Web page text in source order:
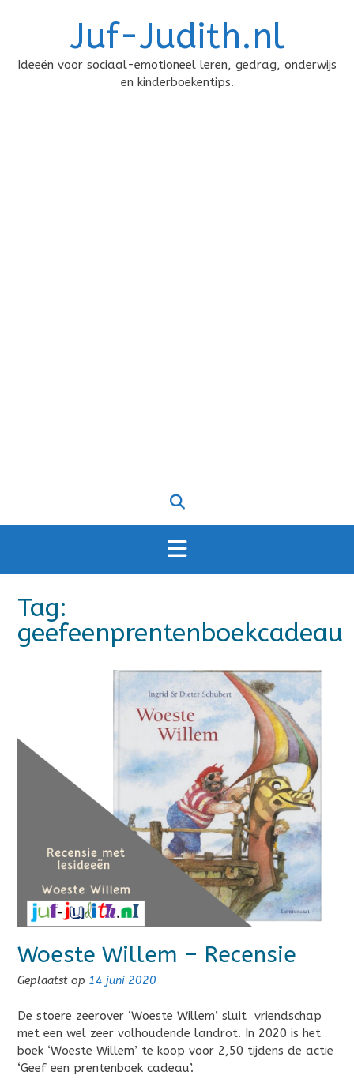
Juf-Judith.nl
Ideeën voor sociaal-emotioneel leren, gedrag, onderwijs
en kinderboekentips.
Tag:
geefeenprentenboekcadeau
Woeste Willem – Recensie
Geplaatst op 14 juni 2020
De stoere zeerover ‘Woeste Willem’ sluit vriendschap
met een wel zeer volhoudende landrot. In 2020 is het
boek ‘Woeste Willem’ te koop voor 2,50 tijdens de actie
‘Geef een prentenboek cadeau’.